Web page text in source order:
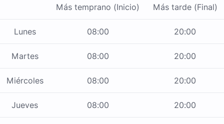
Más temprano (Inicio) Más tarde (Final)
Lunes 08:00 20:00
Martes 08:00 20:00
Miércoles 08:00 20:00
Jueves 08:00 20:00